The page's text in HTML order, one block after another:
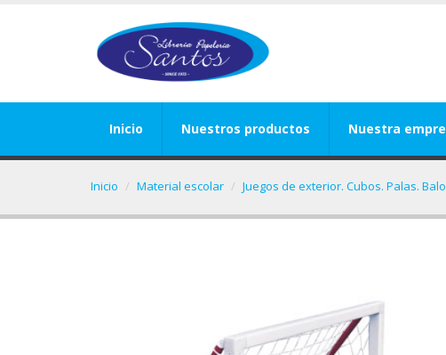
Inicio Nuestros productos Nuestra
Inicio Material escolar Juegos de exterior. Cubos. Palas.